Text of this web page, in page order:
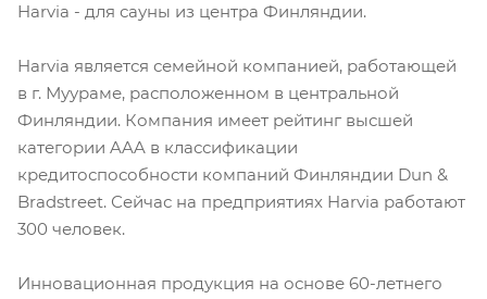
Harvia - для сауны из центра Финляндии.
Harvia является семейной компанией, работающей
в г. Муураме, расположенном в центральной
Финляндии. Компания имеет рейтинг высшей
категории AAA в классификации
кредитоспособности компаний Финляндии Dun &
Bradstreet. Сейчас на предприятиях Harvia работают
300 человек.
Инновационная продукция на основе 60-летнего